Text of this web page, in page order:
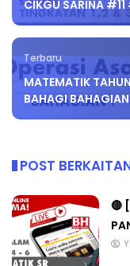
CIKGU SARINA
Terbaru
MATEMATIK
BAHAGI
POST
🔴